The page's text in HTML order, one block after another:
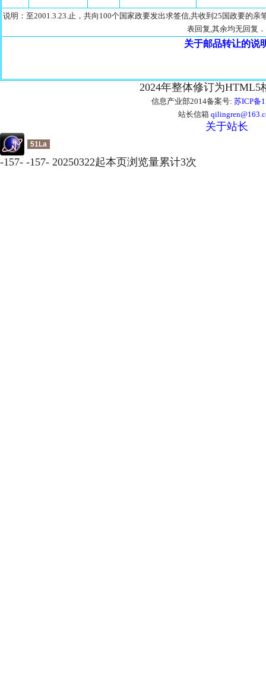
说明：至2001.3.23.止，共向100个国家政要发出求签信,共收到25国政要的
表回复,其余均无回复．
关于邮品转让的说
2024年整体修订为HTML5
信息产业部2014备案号: 苏ICP备
站长信箱
关于站长
51La
-157- -157- 20250322起本页浏览量累计3次